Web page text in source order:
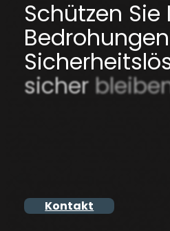
Schützen Sie
Bedrohungen
sicher
Kontakt